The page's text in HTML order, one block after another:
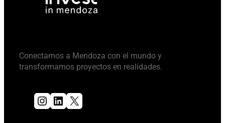
Conectamos a Mendoza con el mundo y
transformamos proyectos en realidades.
Instagram LinkedIn X